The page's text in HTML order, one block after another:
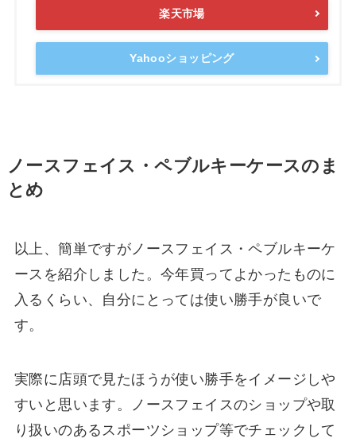
楽天市場
Yahooショッピング
ノースフェイス・ペブルキーケースのま
とめ
以上、簡単ですがノースフェイス・ペブルキーケ
ースを紹介しました。今年買ってよかったものに
入るくらい、自分にとっては使い勝手が良いで
す。
実際に店頭で見たほうが使い勝手をイメージしや
すいと思います。ノースフェイスのショップや取
り扱いのあるスポーツショップ等でチェックして